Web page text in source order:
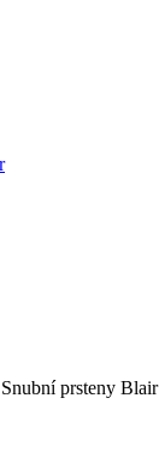
Snubní prsteny Blair